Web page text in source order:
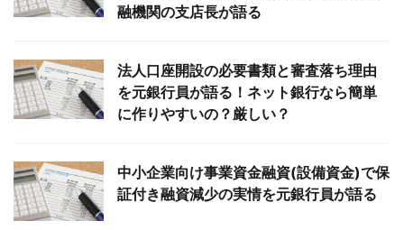
融機関の支店長が語る
法人口座開設の必要書類と審査落ち理由
を元銀行員が語る！ネット銀行なら簡単
に作りやすいの？厳しい？
中小企業向け事業資金融資(設備資金)で保
証付き融資減少の実情を元銀行員が語る